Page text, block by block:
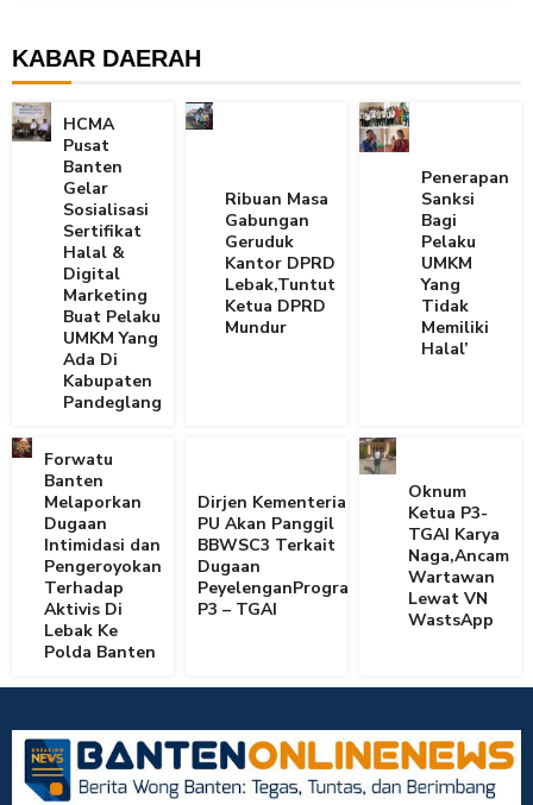
KABAR DAERAH
HCMA
Pusat
Banten
Gelar
Sosialisasi
Sertifikat
Halal &
Digital
Marketing
Buat Pelaku
UMKM Yang
Ada Di
Kabupaten
Pandeglang
Ribuan Masa
Gabungan
Geruduk
Kantor DPRD
Lebak,Tuntut
Ketua DPRD
Mundur
Penerapan
Sanksi
Bagi
Pelaku
UMKM
Yang
Tidak
Memiliki
Halal’
Forwatu
Banten
Melaporkan
Dugaan
Intimidasi dan
Pengeroyokan
Terhadap
Aktivis Di
Lebak Ke
Polda Banten
Dirjen Kementerian
PU Akan Panggil
BBWSC3 Terkait
Dugaan
PeyelenganProgram
P3 – TGAI
Oknum
Ketua P3-
TGAI Karya
Naga,Ancam
Wartawan
Lewat VN
WastsApp